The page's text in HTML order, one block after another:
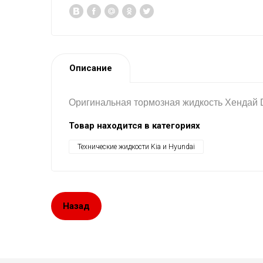
Описание
Оригинальная тормозная жидкость Хендай
Товар находится в категориях
Технические жидкости Kia и Hyundai
Назад